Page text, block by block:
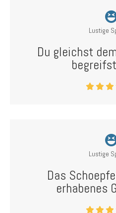
Lustige
Du gleichst
Lustige
Das
erhabenes